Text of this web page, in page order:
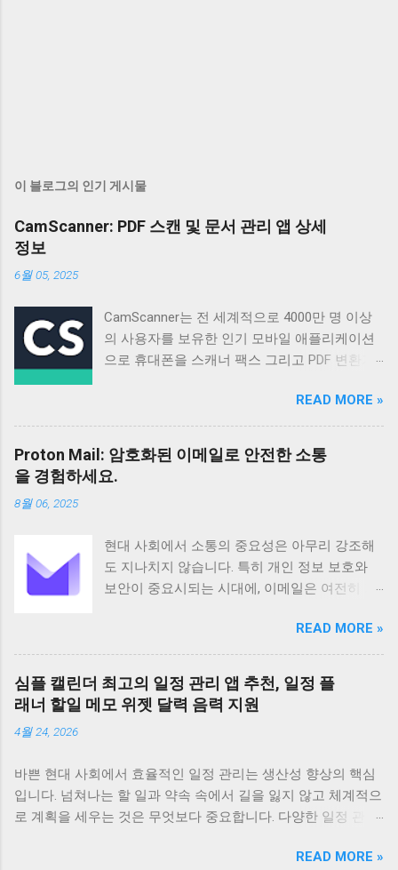
이 블로그의 인기 게시물
CamScanner: PDF 스캔 및 문서 관리 앱 상세
정보
6월 05, 2025
CamScanner는 전 세계적으로 4000만 명 이상
의 사용자를 보유한 인기 모바일 애플리케이션
으로 휴대폰을 스캐너 팩스 그리고 PDF 변환기
명 이상의 신규 사용자가 가입할 정도로 꾸준히
성장하고 있으며 다양한 기능과 편리한 사용성
으로 많은 사용자들의 호평을 받고 있습니다 이
앱은 단순한 스캔 기능을 넘어 문서 관리 공유
그리고 협업까지 지원하여 업무 효율성을 높이
이드 기반 애플리케이션으로 전 세계 200개 이
상의 국가와 지역에서 사용되고 있습니다
Android 5 이상 버전을 지원하며 전체 이용가 등
앱은 100만 건 이상의 다운로드 수를 기록하며
그 인기를 실감케 합니다 주요 기능으로는 문서
스캔 PDF 변환 텍스트 인식 문서 관리 공유 그리
고 협업 기능 등이 있습니다 특히 고급 이미지
트를 추출하고 편집할 수 있습니다 다양한 언어
를 지원하며 문서를 손쉽게 검색하고 관리할 수
있도록 태그 기능도 제공합니다 CamScanner의
주요 기능은 문서 스캔 기능에서 시작합니다 이
앱은 최첨단 이미지 처리 기술을 적용하여 사진
READ MORE »
Proton Mail: 암호화된 이메일로 안전한 소통
을 경험하세요.
8월 06, 2025
현대 사회에서 소통의 중요성은 아무리 강조해
도 지나치지 않습니다. 특히 개인 정보 보호와
보안이 중요시되는 시대에, 이메일은 여전히 가
로 자리 잡고 있습니다. 하지만 동시에 이메일은
해킹이나 정보 유출의 위험에 항상 노출되어 있
습니다. 이러한 불안감을 해소하고 사용자의 프
라이버시를 최우선으로 보호하기 위해 탄생한
것이 바로 Proton Mail입니다. 스위스에 기반을
일 서비스를 제공하며, 전 세계 수백만 명의 사
용자가 그 가치를 인정하고 있습니다. Proton
Mail은 단순한 이메일 서비스 제공을 넘어, 사용
효율적으로 관리할 수 있도록 필요한 모든 기능
READ MORE »
심플 캘린더 최고의 일정 관리 앱 추천, 일정 플
래너 할일 메모 위젯 달력 음력 지원
4월 24, 2026
바쁜 현대 사회에서 효율적인 일정 관리는 생산성 향상의 핵심
입니다. 넘쳐나는 할 일과 약속 속에서 길을 잃지 않고 체계적으
로 계획을 세우는 것은 무엇보다 중요합니다. 다양한 일정 관리
과 강력한 기능으로 많은 사용자들에게 사랑받고 있습니다. 오
READ MORE »